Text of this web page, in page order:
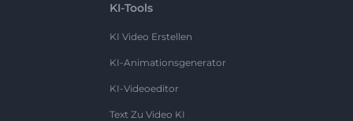
KI-Tools
KI Video Erstellen
KI-Animationsgenerator
KI-Videoeditor
Text Zu Video KI